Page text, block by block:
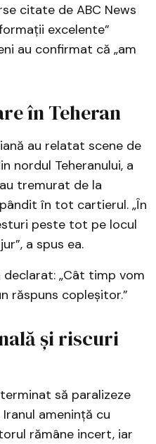
citate de ABC News
excelente”
au confirmat că „am
în Teheran
au relatat scene de
nordul Teheranului, a
tremurat de la
în tot cartierul. „În
peste tot pe locul
a spus ea.
declarat: „Cât timp vom
răspuns copleșitor.”
și riscuri
să paralizeze
amenință cu
rămâne incert, iar